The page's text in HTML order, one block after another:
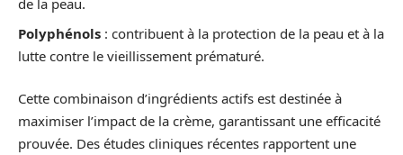
de la peau.
Polyphénols : contribuent à la protection de la peau et à la
lutte contre le vieillissement prématuré.
Cette combinaison d’ingrédients actifs est destinée à
maximiser l’impact de la crème, garantissant une efficacité
prouvée. Des études cliniques récentes rapportent une